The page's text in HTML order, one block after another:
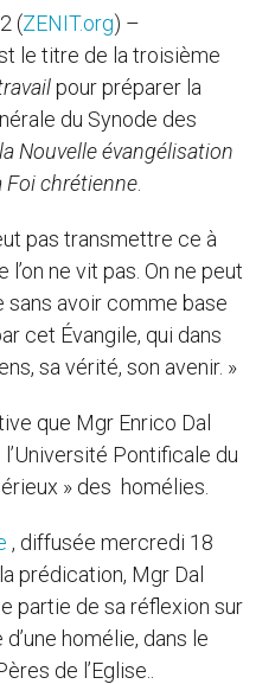
(ZENIT.org) –
le titre de la troisième
pour préparer la
du Synode des
la Nouvelle évangélisation
Foi chrétienne
pas transmettre ce à
ne vit pas. On ne peut
sans avoir comme base
cet Évangile, qui dans
sa vérité, son avenir. »
que Mgr Enrico Dal
Pontificale du
» des homélies.
, diffusée mercredi 18
prédication, Mgr Dal
partie de sa réflexion sur
homélie, dans le
de l’Eglise..